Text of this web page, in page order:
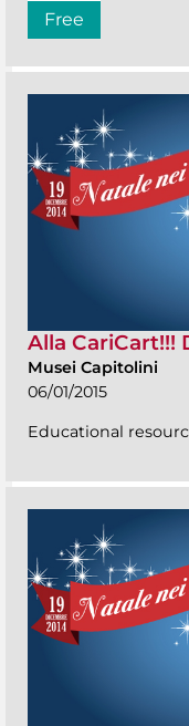
Free
Alla CariCart!!!
Musei Capitolini
06/01/2015
Educational